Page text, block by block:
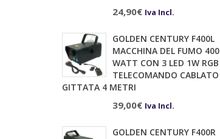
24,90€ Iva Incl.
GOLDEN CENTURY F400L
MACCHINA DEL FUMO 400
WATT CON 3 LED 1W RGB
TELECOMANDO CABLATO
GITTATA 4 METRI
39,00€ Iva Incl.
GOLDEN CENTURY F400R